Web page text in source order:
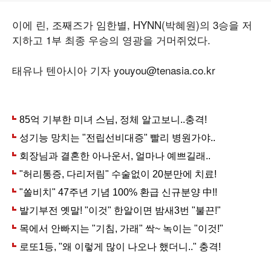
이에 린, 조째즈가 임한별, HYNN(박혜원)의 3승을 저
지하고 1부 최종 우승의 영광을 거머쥐었다.
태유나 텐아시아 기자 youyou@tenasia.co.kr